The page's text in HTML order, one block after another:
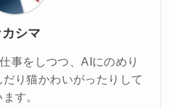
シマ
事をしつつ、AIにのめり
り猫かわいがったりして
ます。